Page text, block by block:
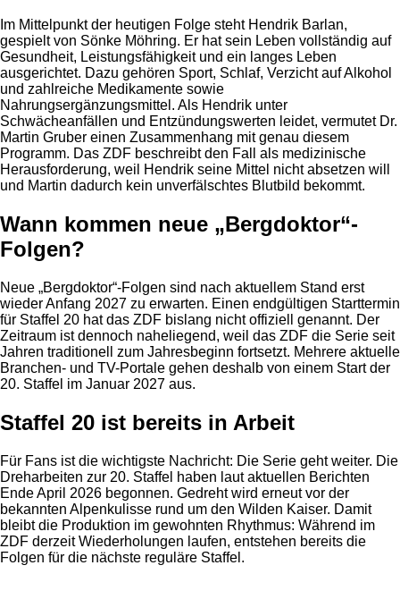
Im Mittelpunkt der heutigen Folge steht Hendrik Barlan,
gespielt von Sönke Möhring. Er hat sein Leben vollständig auf
Gesundheit, Leistungsfähigkeit und ein langes Leben
ausgerichtet. Dazu gehören Sport, Schlaf, Verzicht auf Alkohol
und zahlreiche Medikamente sowie
Nahrungsergänzungsmittel. Als Hendrik unter
Schwächeanfällen und Entzündungswerten leidet, vermutet Dr.
Martin Gruber einen Zusammenhang mit genau diesem
Programm. Das ZDF beschreibt den Fall als medizinische
Herausforderung, weil Hendrik seine Mittel nicht absetzen will
und Martin dadurch kein unverfälschtes Blutbild bekommt.
Wann kommen neue „Bergdoktor“-
Folgen?
Neue „Bergdoktor“-Folgen sind nach aktuellem Stand erst
wieder Anfang 2027 zu erwarten. Einen endgültigen Starttermin
für Staffel 20 hat das ZDF bislang nicht offiziell genannt. Der
Zeitraum ist dennoch naheliegend, weil das ZDF die Serie seit
Jahren traditionell zum Jahresbeginn fortsetzt. Mehrere aktuelle
Branchen- und TV-Portale gehen deshalb von einem Start der
20. Staffel im Januar 2027 aus.
Staffel 20 ist bereits in Arbeit
Für Fans ist die wichtigste Nachricht: Die Serie geht weiter. Die
Dreharbeiten zur 20. Staffel haben laut aktuellen Berichten
Ende April 2026 begonnen. Gedreht wird erneut vor der
bekannten Alpenkulisse rund um den Wilden Kaiser. Damit
bleibt die Produktion im gewohnten Rhythmus: Während im
ZDF derzeit Wiederholungen laufen, entstehen bereits die
Folgen für die nächste reguläre Staffel.